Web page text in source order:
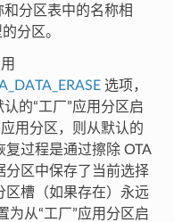
分区表中的名称相
分区。
选项，
的“工厂”应用分区启
用分区，则从默认的
复过程是通过擦除 OTA
分区中保存了当前选择
区槽（如果存在）永远
为从“工厂”应用分区启